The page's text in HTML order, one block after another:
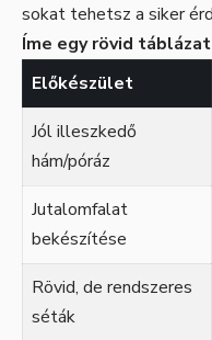
sokat tehetsz a siker
Íme egy rövid
Előkészület
Jól illeszkedő
hám/póráz
Jutalomfalat
bekészítése
Rövid, de rendszeres
séták